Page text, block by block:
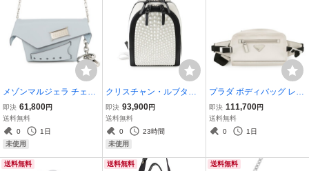
メゾンマルジェラ チェー
ンショルダーバッグ スナ
ッチド レザー SA2VL001
0 Maison Margiela ミニバ
ッグ
即決 61,800円
送料無料
0
1日
未使用
クリスチャン・ルブタン
ボディバッグ ルビ ファン
ク カーフレザー Christian
Louboutin メンズ バッグ
黒 白
即決 93,900円
送料無料
0
23時間
未使用
プラダ ボディバッグ レザ
ー 2VL012 PRADA バッ
グ ウエストバッグ 白 【安
心保証】
即決 111,700円
送料無料
0
1日
送料無料 送料無料 送料無料